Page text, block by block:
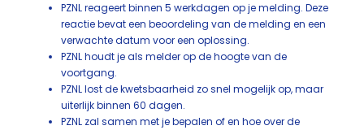
PZNL reageert binnen 5 werkdagen op je melding. Deze
reactie bevat een beoordeling van de melding en een
verwachte datum voor een oplossing.
PZNL houdt je als melder op de hoogte van de
voortgang.
PZNL lost de kwetsbaarheid zo snel mogelijk op, maar
uiterlijk binnen 60 dagen.
PZNL zal samen met je bepalen of en hoe over de